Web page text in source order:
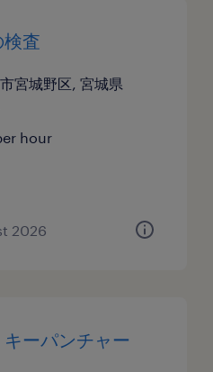
査
宮城野区, 宮城県
hour
2026
ーパンチャー